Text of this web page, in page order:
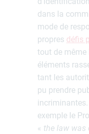
dans la
mode de
propres défis
tout de même
éléments
tant les
pu prendre
incriminantes.
exemple le
« the law was